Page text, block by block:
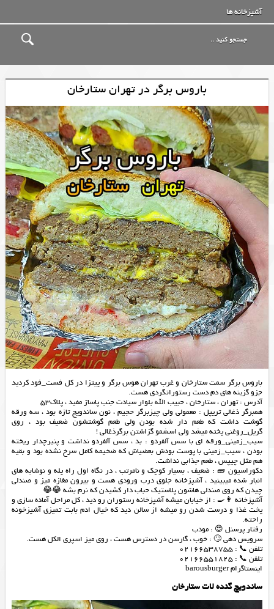
آشپزخانه ها
باروس برگر در تهران ستارخان
باروس برگر سمت ستارخان و‌ غرب تهران هوس برگر و پیتزا در کل فست_فود کردید
جزو گزینه های دم دست رستورانگردی هست.
آدرس : تهران ، ستارخان ، حبیب الله بلوار سیادت جنب پاساژ مفید ، پلاک53
همبرگر ذغالی تریپل : معمولی ولی چیزبرگر حجیم ، نون ساندویچ تازه بود ، سه ورقه
گوشت داشت که طعم دار شده بودن ولی طعم گوشتشون ضعیف بود ، روی
گریل_روغنی پخته میشد ولی اسشمو گزاشتن برگرذغالی !
سیب_زمینی_ورقه ای با سس آلفردو : بد ، سس آلفردو نداشت و پنیرچدار ریخته
بودن ، سيب_زميني با پوست بودش بعضیاش که ضخیمه كامل سرخ نشده بود و بقیه
هم مثل چیپس ، طعم جذابی نداشت.
دکوراسیون 🧱 : ضعیف ، بسیار کوچک و نامرتب ، در نگاه اول راه پله و نوشابه های
انبار شده میبینید ، آشپزخانه جلوی درب ورودی هست و بیرون مغازه میز و صندلی
چیدن که روی صندلی هاشون پلاستیک حباب دار کشیدن که نرم بشه 😂😂
آشپزخانه 👩‍🍳 : از خیابان میشه آشپزخانه رستوران رو دید ، کل مراحل آماده سازی و
پخت غذا و درست شدن رو میشه از سالن دید که خیال ادم بابت تمیزی آشپزخونه
راحته.
رفتار پرسنل 😍 : مودب
سرویس دهی 🙄 : خوب ، گارسن در دسترس هست ، روی میز اسپری الکل هست.
تلفن 📞 : 02166538755
تلفن 📞 : 02166551825
اینستاگرام barousburger
ساندویچ گنده لات ستارخان